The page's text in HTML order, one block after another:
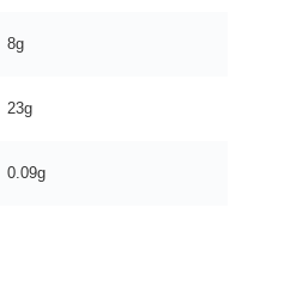
8g
23g
0.09g